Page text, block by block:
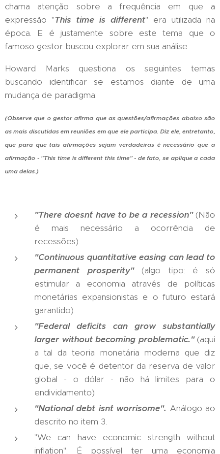
chama atenção sobre a frequência em que a
expressão "This time is different" era utilizada na
época. E é justamente sobre este tema que o
famoso gestor buscou explorar em sua análise.
Howard Marks questiona os seguintes temas
buscando identificar se estamos diante de uma
mudança de paradigma:
(Observe que o gestor afirma que as questões/afirmações abaixo são
as mais discutidas em reuniões em que ele participa. Diz ele, entretanto,
que para que tais afirmações sejam verdadeiras é necessário que a
afirmação - "This time is different this time" - de fato, se aplique a cada
uma delas.)
"There doesn´t have to be a recession"(Não
é mais necessário a ocorrência de
recessões).
"Continuous quantitative easing can lead to
permanent prosperity" (algo tipo: é só
estimular a economia através de políticas
monetárias expansionistas e o futuro estará
garantido)
"Federal deficits can grow substantially
larger without becoming problematic."(aqui
a tal da teoria monetária moderna que diz
que, se você é detentor da reserva de valor
global - o dólar - não há limites para o
endividamento)
"National debt isn´t worrisome". Análogo ao
descrito no item 3.
"We can have economic strength without
inflation". É possível ter uma economia